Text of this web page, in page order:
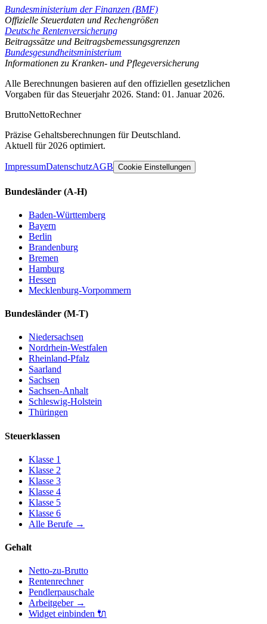
Bundesministerium der Finanzen (BMF)
Offizielle Steuerdaten und Rechengrößen
Deutsche Rentenversicherung
Beitragssätze und Beitragsbemessungsgrenzen
Bundesgesundheitsministerium
Informationen zu Kranken- und Pflegeversicherung
Alle Berechnungen basieren auf den offiziellen gesetzlichen
Vorgaben für das Steuerjahr 2026. Stand: 01. Januar 2026.
BruttoNettoRechner
Präzise Gehaltsberechnungen für Deutschland.
Aktuell für 2026 optimiert.
ImpressumDatenschutzAGB Cookie Einstellungen
Bundesländer (A-H)
Baden-Württemberg
Bayern
Berlin
Brandenburg
Bremen
Hamburg
Hessen
Mecklenburg-Vorpommern
Bundesländer (M-T)
Niedersachsen
Nordrhein-Westfalen
Rheinland-Pfalz
Saarland
Sachsen
Sachsen-Anhalt
Schleswig-Holstein
Thüringen
Steuerklassen
Klasse 1
Klasse 2
Klasse 3
Klasse 4
Klasse 5
Klasse 6
Alle Berufe →
Gehalt
Netto-zu-Brutto
Rentenrechner
Pendlerpauschale
Arbeitgeber→
Widget einbinden 🔌